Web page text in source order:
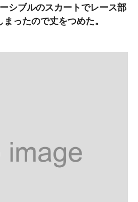
シブルのスカートでレース部
ったので丈をつめた。